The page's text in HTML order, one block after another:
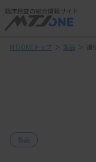
臨床検査の総合情報サイト
MTJONEトップ ＞ 製品 ＞ 遺
製品